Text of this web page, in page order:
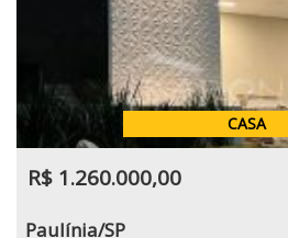
CASA
R$ 1.260.000,00
Paulínia/SP